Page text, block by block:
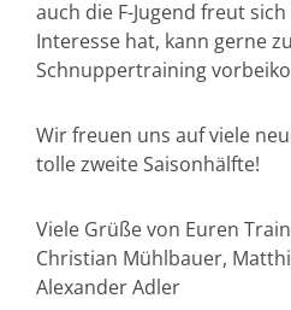
auch die F-Jugend freut
Interesse hat, kann gerne
Schnuppertraining
Wir freuen uns auf viele
tolle zweite Saisonhälfte!
Viele Grüße von Euren
Christian Mühlbauer,
Alexander Adler